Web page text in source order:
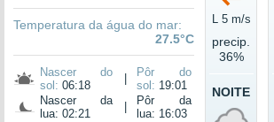
Temperatura da água do mar:
27.5°C
Nascer do
sol: 06:18
Pôr do
sol: 19:01
Nascer da
lua: 02:21
Pôr da
lua: 16:03
L 5 m/s
precip.
36%
NOITE